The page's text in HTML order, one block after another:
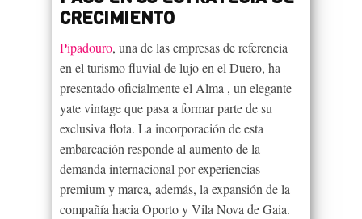
CRECIMIENTO
Pipadouro, una de las empresas de referencia
en el turismo fluvial de lujo en el Duero, ha
presentado oficialmente el Alma , un elegante
yate vintage que pasa a formar parte de su
exclusiva flota. La incorporación de esta
embarcación responde al aumento de la
demanda internacional por experiencias
premium y marca, además, la expansión de la
compañía hacia Oporto y Vila Nova de Gaia.